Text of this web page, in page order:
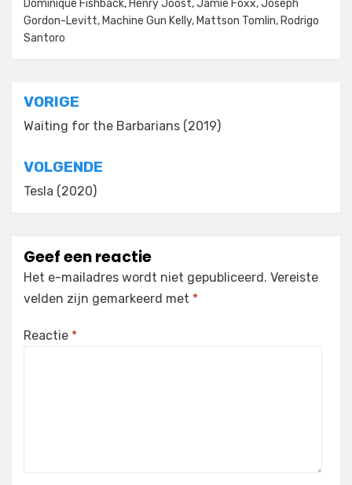
Dominique Fishback, Henry Joost,Jamie Foxx,Joseph
Gordon-Levitt, Machine Gun Kelly, Mattson Tomlin, Rodrigo
Santoro
Bericht
navigatie
VORIGE
Waiting for the Barbarians (2019)
VOLGENDE
Tesla (2020)
Geef een reactie
Het e-mailadres wordt niet gepubliceerd. Vereiste
velden zijn gemarkeerd met *
Reactie *